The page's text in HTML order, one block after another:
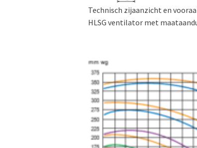
Technisch zijaanzicht en
HLSG ventilator met